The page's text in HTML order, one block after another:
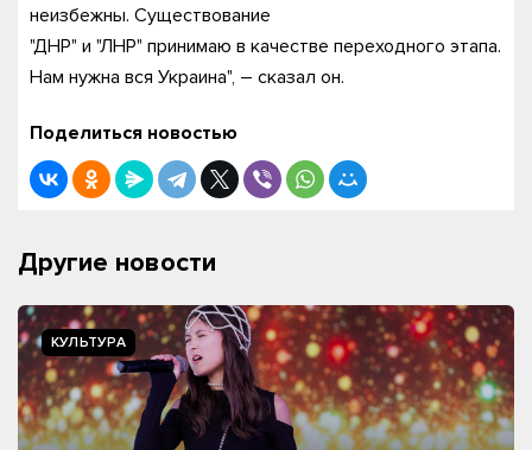
неизбежны. Существование
"ДНР" и "ЛНР" принимаю в качестве переходного этапа.
Нам нужна вся Украина", – сказал он.
Поделиться новостью
Другие новости
КУЛЬТУРА